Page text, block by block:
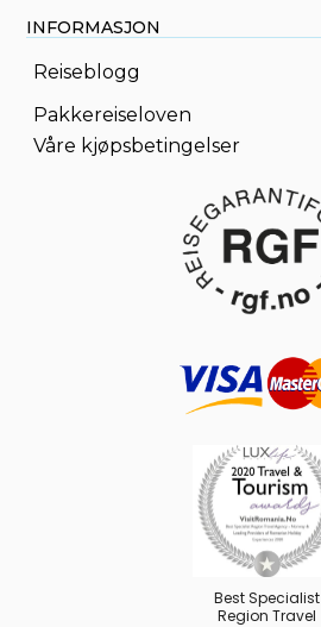
INFORMASJON
Reiseblogg
Pakkereiseloven
Våre kjøpsbetingelser
Best Specialist
Region Travel